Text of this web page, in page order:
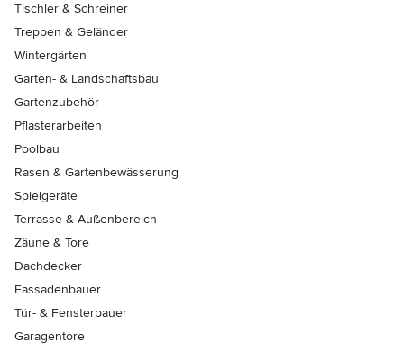
Tischler & Schreiner
Treppen & Geländer
Wintergärten
Garten- & Landschaftsbau
Gartenzubehör
Pflasterarbeiten
Poolbau
Rasen & Gartenbewässerung
Spielgeräte
Terrasse & Außenbereich
Zäune & Tore
Dachdecker
Fassadenbauer
Tür- & Fensterbauer
Garagentore